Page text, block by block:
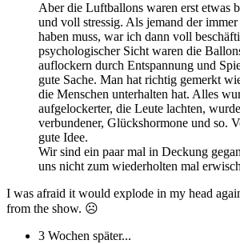
Aber die Luftballons waren erst etwas
und voll stressig. Als jemand der
haben muss, war ich dann voll
psychologischer Sicht waren die
auflockern durch Entspannung und
gute Sache. Man hat richtig gemerkt
die Menschen unterhalten hat. Alles
aufgelockerter, die Leute lachten,
verbundener, Glückshormone und so.
gute Idee.
Wir sind ein paar mal in Deckung
uns nicht zum wiederholten mal
I was afraid it would explode in my head
from the show. ☹️
3 Wochen später...